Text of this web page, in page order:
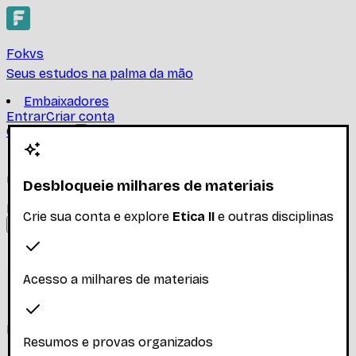
Fokvs
Seus estudos na palma da mão
Embaixadores
EntrarCriar conta
Criar conta
Etica II
UNIVERSIDADE FEDERAL DO RIO DE JANEIRO
Encontre provas, resumos e trabalhos de Etica II
Ler mais
Explore os materiais disponíveis
Desbloqueie milhares de materiais
Crie sua conta e explore Etica IIe outras disciplinas
Acesso a milhares de materiais
Resumos e provas organizados